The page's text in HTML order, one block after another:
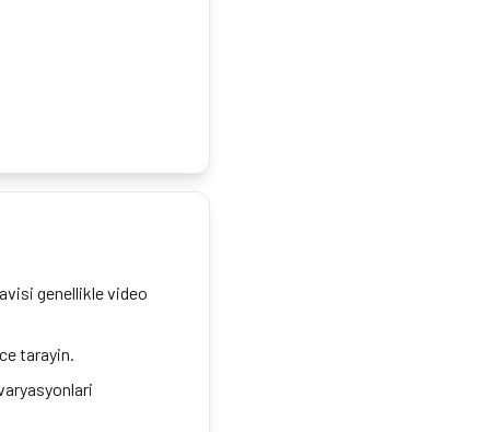
genellikle video
tarayin.